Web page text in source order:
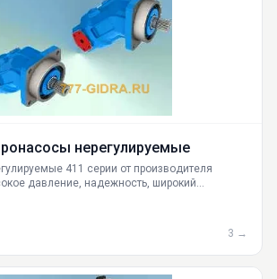
нерегулируемые
411 серии от производителя
давление, надежность, широкий
поддержка.
3 →